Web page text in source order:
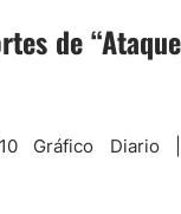
de “Ataque